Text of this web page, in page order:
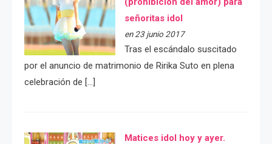
señoritas idol
en 23 junio 2017
Tras el escándalo suscitado
por el anuncio de matrimonio de Ririka Suto en plena
celebración de […]
Matices idol hoy y ayer.